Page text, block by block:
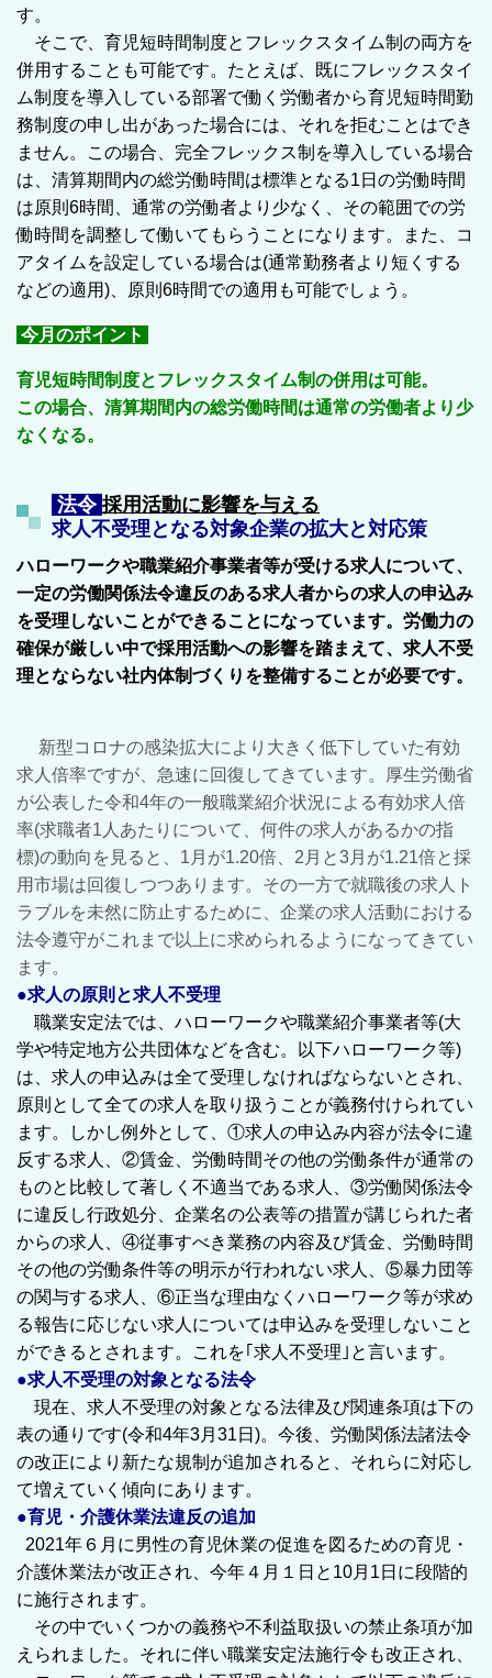
す。
そこで、育児短時間制度とフレックスタイム制の両方を
併用することも可能です。たとえば、既にフレックスタイ
ム制度を導入している部署で働く労働者から育児短時間勤
務制度の申し出があった場合には、それを拒むことはでき
ません。この場合、完全フレックス制を導入している場合
は、清算期間内の総労働時間は標準となる1日の労働時間
は原則6時間、通常の労働者より少なく、その範囲での労
働時間を調整して働いてもらうことになります。また、コ
アタイムを設定している場合は(通常勤務者より短くする
などの適用)、原則6時間での適用も可能でしょう。
今月のポイント
育児短時間制度とフレックスタイム制の併用は可能。
この場合、清算期間内の総労働時間は通常の労働者より少
なくなる。
法令 採用活動に影響を与える
求人不受理となる対象企業の拡大と対応策
ハローワークや職業紹介事業者等が受ける求人について、
一定の労働関係法令違反のある求人者からの求人の申込み
を受理しないことができることになっています。労働力の
確保が厳しい中で採用活動への影響を踏まえて、求人不受
理とならない社内体制づくりを整備することが必要です。
新型コロナの感染拡大により大きく低下していた有効
求人倍率ですが、急速に回復してきています。厚生労働省
が公表した令和4年の一般職業紹介状況による有効求人倍
率(求職者1人あたりについて、何件の求人があるかの指
標)の動向を見ると、1月が1.20倍、2月と3月が1.21倍と採
用市場は回復しつつあります。その一方で就職後の求人ト
ラブルを未然に防止するために、企業の求人活動における
法令遵守がこれまで以上に求められるようになってきてい
ます。
●求人の原則と求人不受理
職業安定法では、ハローワークや職業紹介事業者等(大
学や特定地方公共団体などを含む。以下ハローワーク等)
は、求人の申込みは全て受理しなければならないとされ、
原則として全ての求人を取り扱うことが義務付けられてい
ます。しかし例外として、①求人の申込み内容が法令に違
反する求人、②賃金、労働時間その他の労働条件が通常の
ものと比較して著しく不適当である求人、③労働関係法令
に違反し行政処分、企業名の公表等の措置が講じられた者
からの求人、④従事すべき業務の内容及び賃金、労働時間
その他の労働条件等の明示が行われない求人、⑤暴力団等
の関与する求人、⑥正当な理由なくハローワーク等が求め
る報告に応じない求人については申込みを受理しないこと
ができるとされます。これを｢求人不受理｣と言います。
●求人不受理の対象となる法令
現在、求人不受理の対象となる法律及び関連条項は下の
表の通りです(令和4年3月31日)。今後、労働関係法諸法令
の改正により新たな規制が追加されると、それらに対応し
て増えていく傾向にあります。
●育児・介護休業法違反の追加
2021年６月に男性の育児休業の促進を図るための育児・
介護休業法が改正され、今年４月１日と10月1日に段階的
に施行されます。
その中でいくつかの義務や不利益取扱いの禁止条項が加
えられました。それに伴い職業安定法施行令も改正され、